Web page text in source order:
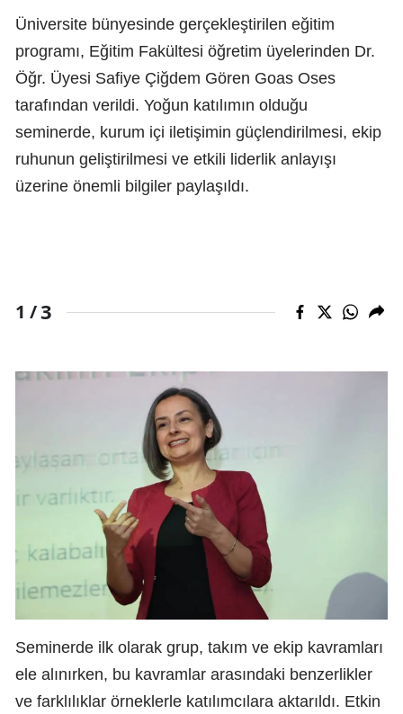
Üniversite bünyesinde gerçekleştirilen eğitim
programı, Eğitim Fakültesi öğretim üyelerinden Dr.
Öğr. Üyesi Safiye Çiğdem Gören Goas Oses
tarafından verildi. Yoğun katılımın olduğu
seminerde, kurum içi iletişimin güçlendirilmesi, ekip
ruhunun geliştirilmesi ve etkili liderlik anlayışı
üzerine önemli bilgiler paylaşıldı.
1 /3
Seminerde ilk olarak grup, takım ve ekip kavramları
ele alınırken, bu kavramlar arasındaki benzerlikler
ve farklılıklar örneklerle katılımcılara aktarıldı. Etkin